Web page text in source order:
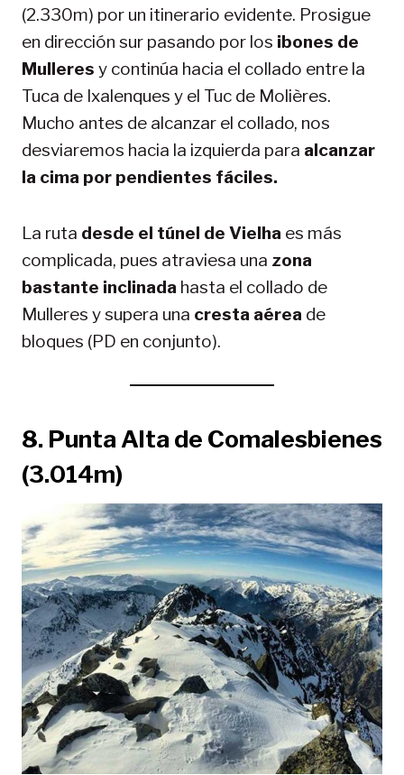
(2.330m) por un itinerario evidente. Prosigue
en dirección sur pasando por los ibones de
Mulleres y continúa hacia el collado entre la
Tuca de Ixalenques y el Tuc de Molières.
Mucho antes de alcanzar el collado, nos
desviaremos hacia la izquierda para alcanzar
la cima por pendientes fáciles.
La ruta desde el túnel de Vielha es más
complicada, pues atraviesa una zona
bastante inclinada hasta el collado de
Mulleres y supera una cresta aérea de
bloques (PD en conjunto).
8. Punta Alta de Comalesbienes
(3.014m)